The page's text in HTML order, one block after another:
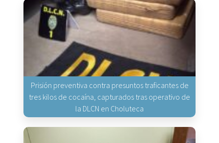
Prisión preventiva contra presuntos traficantes de
tres kilos de cocaína, capturados tras operativo de
la DLCN en Choluteca